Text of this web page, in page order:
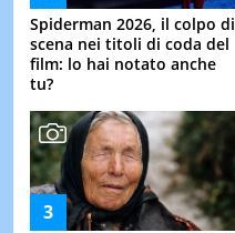
Spiderman 2026, il colpo di
scena nei titoli di coda del
film: lo hai notato anche
tu?